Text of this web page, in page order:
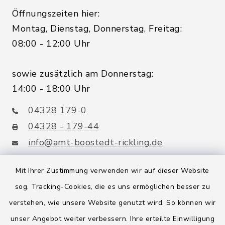
Mit Ihrer Zustimmung verwenden wir auf dieser Website
sog. Tracking-Cookies, die es uns ermöglichen besser zu
verstehen, wie unsere Website genutzt wird. So können wir
unser Angebot weiter verbessern. Ihre erteilte Einwilligung
Öffnungszeiten hier:
Montag, Dienstag, Donnerstag, Freitag:
08:00 - 12:00 Uhr
sowie zusätzlich am Donnerstag:
14:00 - 18:00 Uhr
04328 179-0
04328 - 179-44
info@amt-boostedt-rickling.de
Quicklinks
Amt Boostedt-Rickling